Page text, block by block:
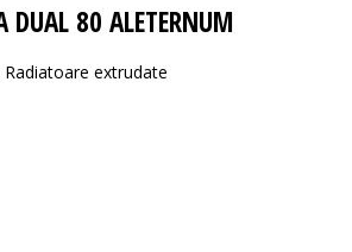
DUAL 80 ALETERNUM
Radiatoare extrudate